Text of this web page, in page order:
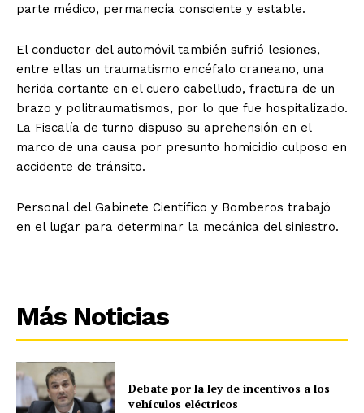
parte médico, permanecía consciente y estable.
El conductor del automóvil también sufrió lesiones,
entre ellas un traumatismo encéfalo craneano, una
herida cortante en el cuero cabelludo, fractura de un
brazo y politraumatismos, por lo que fue hospitalizado.
La Fiscalía de turno dispuso su aprehensión en el
marco de una causa por presunto homicidio culposo en
accidente de tránsito.
Personal del Gabinete Científico y Bomberos trabajó
en el lugar para determinar la mecánica del siniestro.
Más Noticias
Debate por la ley de incentivos a los
vehículos eléctricos